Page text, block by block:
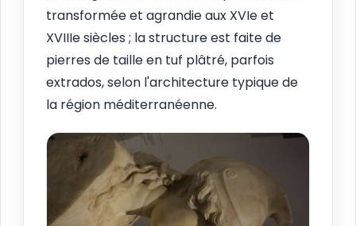
transformée et agrandie aux XVIe et
XVIIIe siècles ; la structure est faite de
pierres de taille en tuf plâtré, parfois
extrados, selon l'architecture typique de
la région méditerranéenne.